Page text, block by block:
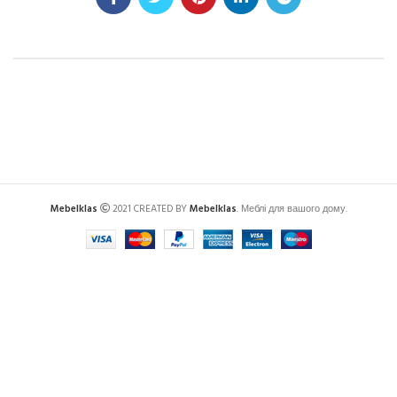
Mebelklas 2021 CREATED BYMebelklas. Меблі для вашого дому.